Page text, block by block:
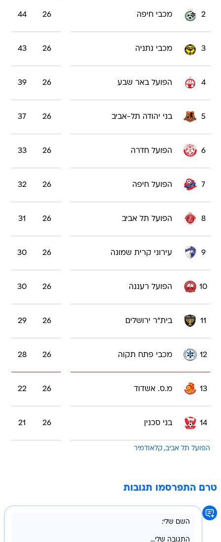
2 מכבי חיפה 26
44
3 מכבי נתניה 26
43
4 הפועל באר שבע 26
39
5 בני יהודה תל-אביב 26
37
6 הפועל חדרה 26
33
7 הפועל חיפה 26
32
8 הפועל תל אביב 26
31
9 עירוני קרית שמונה 26
30
10 הפועל רעננה 26
30
11 בית"ר ירושלים 26
29
12 מכבי פתח תקוה 26
28
13 מ.ס. אשדוד 26
22
14 בני סכנין 26
21
הפועל תל אביב קלאודמיר
טרם התפרסמו תגובות